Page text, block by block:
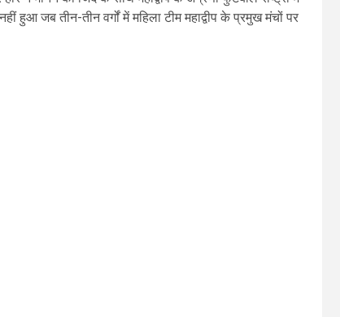
हुआ जब तीन-तीन वर्गों में महिला टीम महाद्वीप के प्रमुख मंचों पर